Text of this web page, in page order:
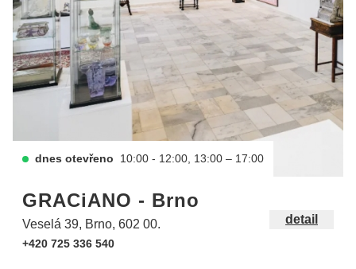
dnes otevřeno 10:00 - 12:00, 13:00 – 17:00
GRACiANO - Brno
Veselá 39, Brno, 602 00.
+420 725 336 540
detail